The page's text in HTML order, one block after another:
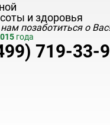
и здоровья
позаботиться о
года
719-33-